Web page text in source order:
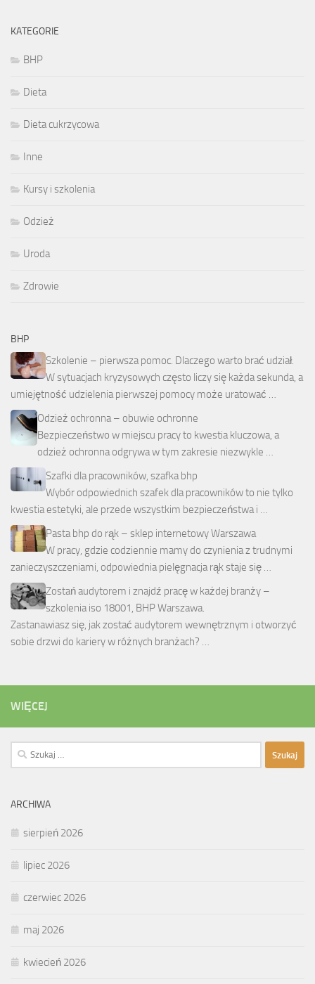
KATEGORIE
BHP
Dieta
Dieta cukrzycowa
Inne
Kursy i szkolenia
Odzież
Uroda
Zdrowie
BHP
Szkolenie – pierwsza pomoc. Dlaczego warto brać udział.
W sytuacjach kryzysowych często liczy się każda sekunda, a
umiejętność udzielenia pierwszej pomocy może uratować …
Odzież ochronna – obuwie ochronne
Bezpieczeństwo w miejscu pracy to kwestia kluczowa, a
odzież ochronna odgrywa w tym zakresie niezwykle …
Szafki dla pracowników, szafka bhp
Wybór odpowiednich szafek dla pracowników to nie tylko
kwestia estetyki, ale przede wszystkim bezpieczeństwa i …
Pasta bhp do rąk – sklep internetowy Warszawa
W pracy, gdzie codziennie mamy do czynienia z trudnymi
zanieczyszczeniami, odpowiednia pielęgnacja rąk staje się …
Zostań audytorem i znajdź pracę w każdej branży –
szkolenia iso 18001, BHP Warszawa.
Zastanawiasz się, jak zostać audytorem wewnętrznym i otworzyć
sobie drzwi do kariery w różnych branżach? …
WIĘCEJ
Szukaj:
ARCHIWA
sierpień 2026
lipiec 2026
czerwiec 2026
maj 2026
kwiecień 2026